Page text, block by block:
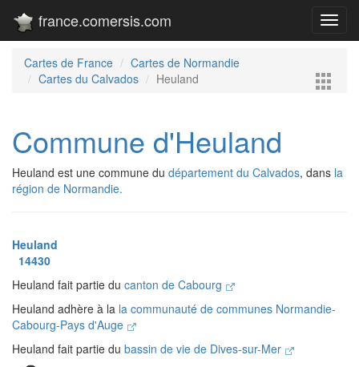
france.comersis.com
Cartes de France
Cartes de Normandie
Cartes du Calvados
Heuland
Commune d'Heuland
Heuland est une commune du département du Calvados, dans la
région de Normandie.
Heuland
14430
Heuland fait partie du canton de Cabourg
Heuland adhère à la la communauté de communes Normandie-
Cabourg-Pays d'Auge
Heuland fait partie du bassin de vie de Dives-sur-Mer